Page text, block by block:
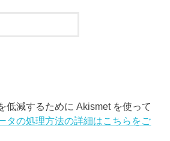
低減するために Akismet を使って
タの処理方法の詳細はこちらをご